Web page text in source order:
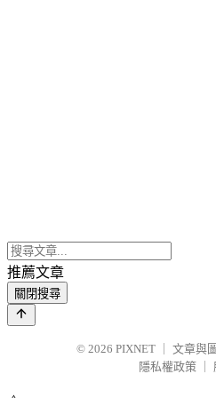
推薦文章
關閉搜尋
© 2026 PIXNET
文章與
隱私權政策